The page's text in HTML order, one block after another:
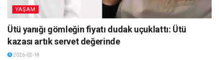
YAŞAM
Ütü yanığı gömleğin fiyatı dudak uçuklattı: Ütü
kazası artık servet değerinde
2026-02-18